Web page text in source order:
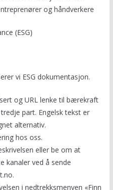
og håndverkere
(ESG)
vi ESG dokumentasjon.
og URL lenke til bærekraft
part. Engelsk tekst er
alternativ.
hos oss.
eller be om at
kanaler ved å sende
i nedtrekksmenyen «Finn